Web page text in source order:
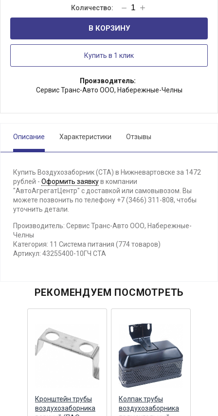
В КОРЗИНУ
Купить в 1 клик
Производитель:
Сервис Транс-Авто ООО, Набережные-Челны
Описание Характеристики Отзывы
Купить Воздухозаборник (СТА) в Нижневартовске за 1472
рублей - Оформить заявкув компании
"АвтоАгрегатЦентр" с доставкой или самовывозом. Вы
можете позвонить по телефону +7 (3466) 311-808, чтобы
уточнить детали.
Производитель: Сервис Транс-Авто ООО, Набережные-
Челны
Категория: 11 Система питания (774 товаров)
Артикул: 43255400-10ГЧ СТА
РЕКОМЕНДУЕМ ПОСМОТРЕТЬ
Кронштейн трубы
воздухозаборника
Колпак трубы
воздухозаборника